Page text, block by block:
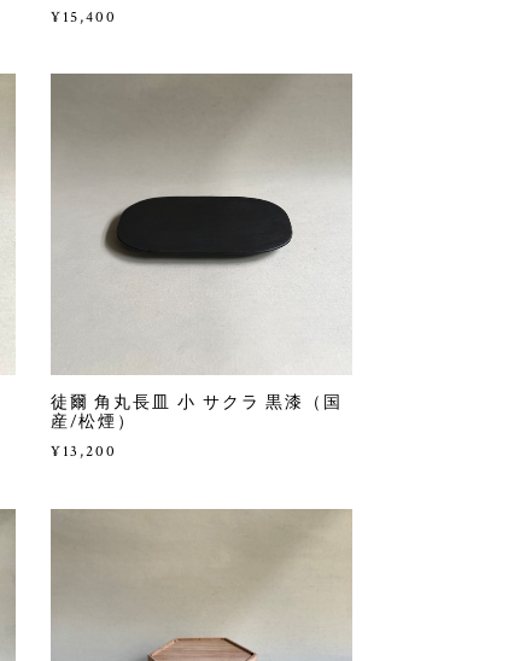
¥15,400
徒爾 角丸長皿 小 サクラ 黒漆（国
産/松煙）
¥13,200